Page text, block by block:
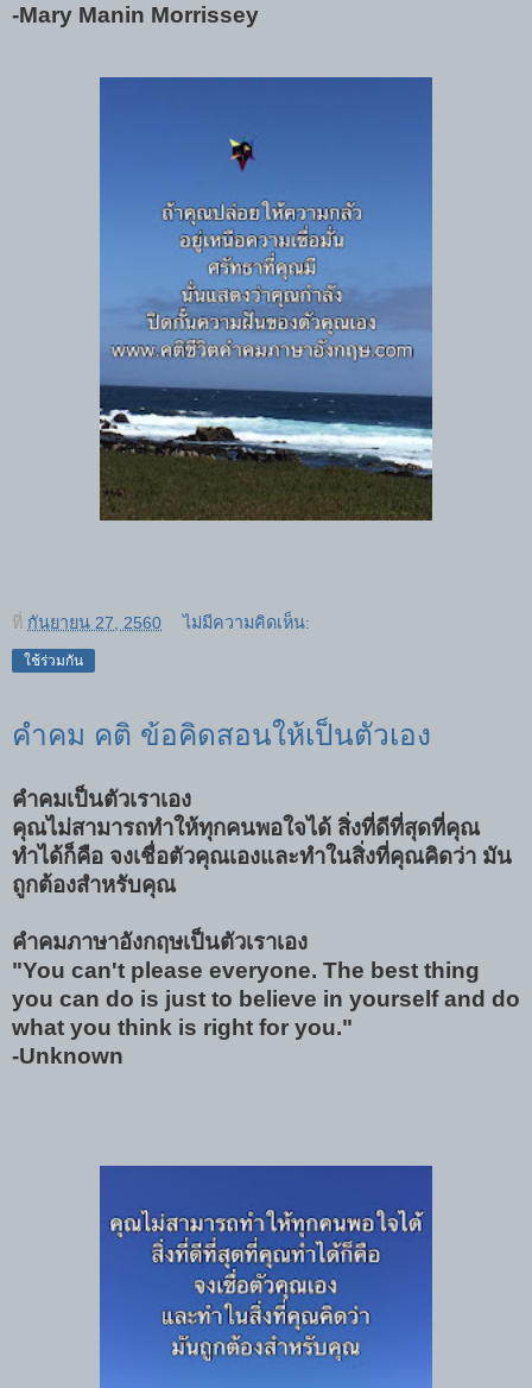
-Mary Manin Morrissey
ที่ กันยายน 27, 2560 ไม่มีความคิดเห็น:
ใช้ร่วมกัน
คำคม คติ ข้อคิดสอนให้เป็นตัวเอง
คำคมเป็นตัวเราเอง
คุณไม่สามารถทำให้ทุกคนพอใจได้ สิ่งที่ดีที่สุดที่คุณ
ทำได้ก็คือ จงเชื่อตัวคุณเองและทำในสิ่งที่คุณคิดว่า มัน
ถูกต้องสำหรับคุณ
คำคมภาษาอังกฤษเป็นตัวเราเอง
"You can't please everyone. The best thing
you can do is just to believe in yourself and do
what you think is right for you."
-Unknown